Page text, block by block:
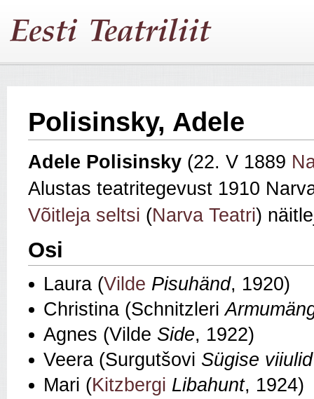
Polisinsky, Adele
Adele Polisinsky (22. V 1889
Alustas teatritegevust 1910
Võitleja seltsi (Narva Teatri)
Osi
Laura (Vilde Pisuhänd, 1920)
Christina (Schnitzleri
Agnes (Vilde Side, 1922)
Veera (Surgutšovi Sügise viiulid
Mari (Kitzbergi Libahunt, 1924)